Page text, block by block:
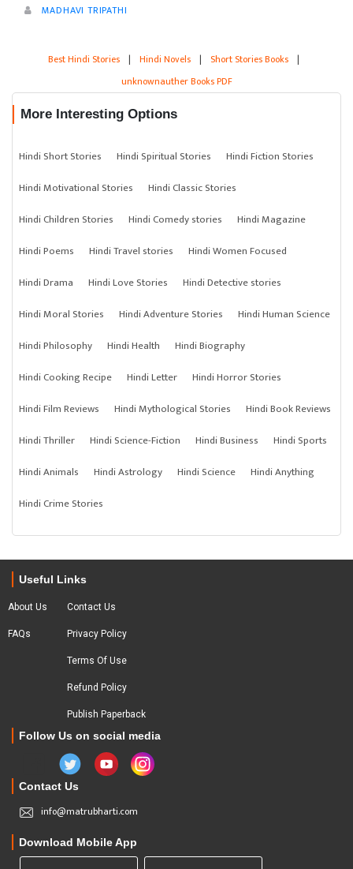
MADHAVI TRIPATHI
Best Hindi Stories | Hindi Novels | Short Stories Books |
unknownauther Books PDF
More Interesting Options
Hindi Short Stories Hindi Spiritual Stories
Hindi Fiction Stories
Hindi Motivational Stories
Hindi Classic Stories
Hindi Children Stories
Hindi Comedy stories
Hindi Magazine
Hindi Poems
Hindi Travel stories
Hindi Women Focused
Hindi Drama
Hindi Love Stories
Hindi Detective stories
Hindi Moral Stories
Hindi Adventure Stories
Hindi Human Science
Hindi Philosophy
Hindi Health
Hindi Biography
Hindi Cooking Recipe
Hindi Letter
Hindi Horror Stories
Hindi Film Reviews
Hindi Mythological Stories
Hindi Book Reviews
Hindi Thriller
Hindi Science-Fiction Hindi Business
Hindi Sports
Hindi Animals
Hindi Astrology Hindi Science
Hindi Anything
Hindi Crime Stories
Useful Links
About Us
FAQs
Contact Us
Privacy Policy
Terms Of Use
Refund Policy
Publish Paperback
Follow Us on social media
Contact Us
info@matrubharti.com
Download Mobile App